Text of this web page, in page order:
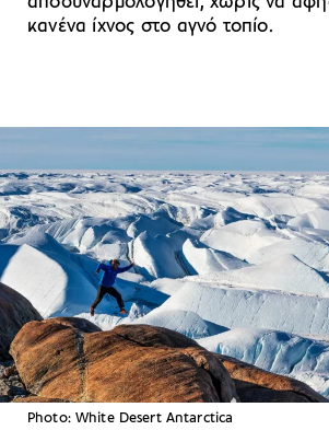
κανένα ίχνος στο αγνό τοπίο.
Photo: White Desert Antarctica